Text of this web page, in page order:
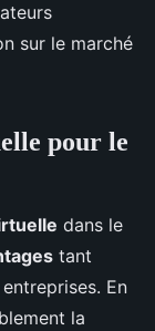
sur le marché
pour le
dans le
tant
En
la